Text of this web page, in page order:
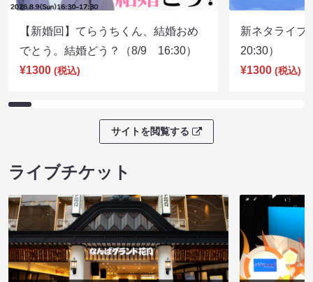
【新婚回】てらうちくん、結婚おめ
でとう。結婚どう？（8/9 16:30）
¥1300 (税込)
新ネタライ
20:30）
¥1300 (税込)
サイトを閲覧する
ライブチケット